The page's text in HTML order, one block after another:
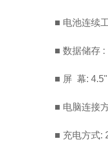
■ 电池连续
■ 数据储存 :
■ 屏 幕:
■ 电脑连接
■ 充电方式: